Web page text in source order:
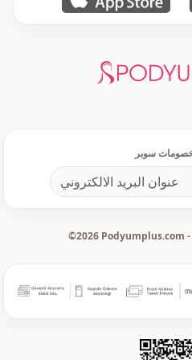
مكتب
©2026 Podyumplus.com -